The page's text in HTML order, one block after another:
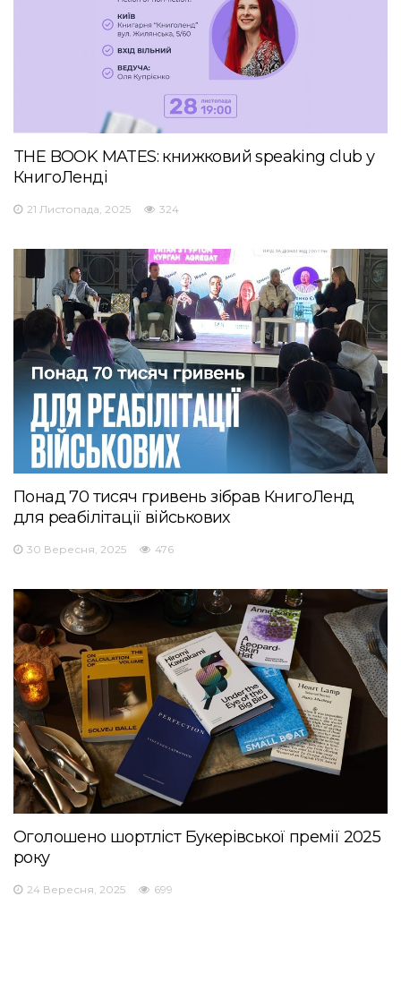
THE BOOK MATES: книжковий speaking club у
КнигоЛенді
21 Листопада, 2025 324
Понад 70 тисяч гривень зібрав КнигоЛенд
для реабілітації військових
30 Вересня, 2025 476
Оголошено шортліст Букерівської премії 2025
року
24 Вересня, 2025 699